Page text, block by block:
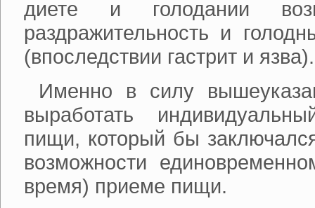
диете и голодании
раздражительность и
(впоследствии гастрит и язва).
Именно в силу
выработать
пищи, который бы
возможности
время) приеме пищи.